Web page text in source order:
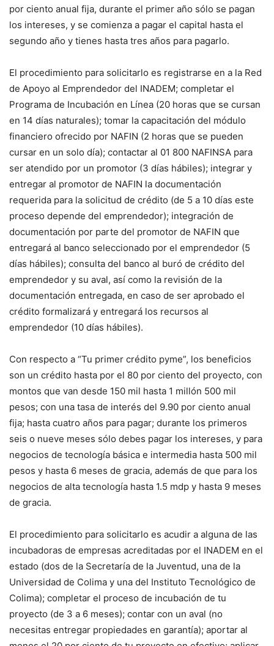
por ciento anual fija, durante el primer año sólo se pagan
los intereses, y se comienza a pagar el capital hasta el
segundo año y tienes hasta tres años para pagarlo.
El procedimiento para solicitarlo es registrarse en a la Red
de Apoyo al Emprendedor del INADEM; completar el
Programa de Incubación en Línea (20 horas que se cursan
en 14 días naturales); tomar la capacitación del módulo
financiero ofrecido por NAFIN (2 horas que se pueden
cursar en un solo día); contactar al 01 800 NAFINSA para
ser atendido por un promotor (3 días hábiles); integrar y
entregar al promotor de NAFIN la documentación
requerida para la solicitud de crédito (de 5 a 10 días este
proceso depende del emprendedor); integración de
documentación por parte del promotor de NAFIN que
entregará al banco seleccionado por el emprendedor (5
días hábiles); consulta del banco al buró de crédito del
emprendedor y su aval, así como la revisión de la
documentación entregada, en caso de ser aprobado el
crédito formalizará y entregará los recursos al
emprendedor (10 días hábiles).
Con respecto a “Tu primer crédito pyme”, los beneficios
son un crédito hasta por el 80 por ciento del proyecto, con
montos que van desde 150 mil hasta 1 millón 500 mil
pesos; con una tasa de interés del 9.90 por ciento anual
fija; hasta cuatro años para pagar; durante los primeros
seis o nueve meses sólo debes pagar los intereses, y para
negocios de tecnología básica e intermedia hasta 500 mil
pesos y hasta 6 meses de gracia, además de que para los
negocios de alta tecnología hasta 1.5 mdp y hasta 9 meses
de gracia.
El procedimiento para solicitarlo es acudir a alguna de las
incubadoras de empresas acreditadas por el INADEM en el
estado (dos de la Secretaría de la Juventud, una de la
Universidad de Colima y una del Instituto Tecnológico de
Colima); completar el proceso de incubación de tu
proyecto (de 3 a 6 meses); contar con un aval (no
necesitas entregar propiedades en garantía); aportar al